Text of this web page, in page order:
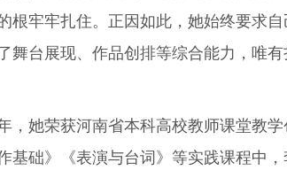
根牢牢扎住。正因如此，她始终要求
舞台展现、作品创排等综合能力，唯
她荣获河南省本科高校教师课堂教
基础》《表演与台词》等实践课程中